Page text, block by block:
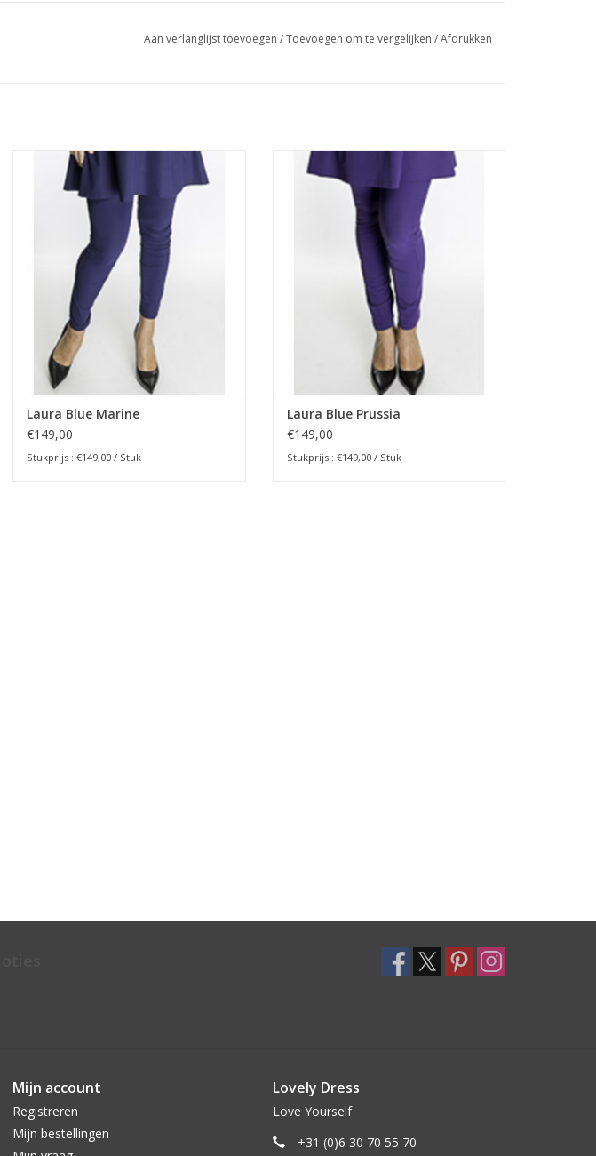
Aan verlanglijst toevoegen /Toevoegen om te vergelijken /Afdrukken
TOEVOEGEN AAN WINKELWAGEN
Laura Blue Marine
€149,00
Stukprijs : €149,00 / Stuk
TOEVOEGEN AAN WINKELWAGEN
Laura Blue Prussia
€149,00
Stukprijs : €149,00 / Stuk
Mijn account
Registreren
Mijn bestellingen
Lovely Dress
Love Yourself
+31 (0)6 30 70 55 70